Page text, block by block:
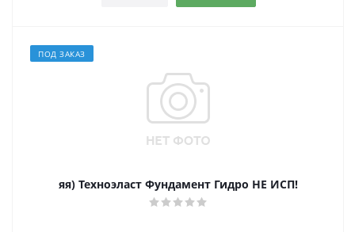
ПОД ЗАКАЗ
яя) Техноэласт Фундамент Гидро НЕ ИСП!